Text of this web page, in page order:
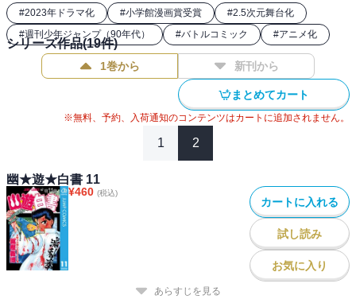
#2023年ドラマ化 #小学館漫画賞受賞 #2.5次元舞台化
#週刊少年ジャンプ（90年代） #バトルコミック #アニメ化
シリーズ作品(19件)
1巻から 新刊から
まとめてカート
※無料、予約、入荷通知のコンテンツはカートに追加されません。
1 2
幽★遊★白書 11
¥460 (税込)
カートに入れる
試し読み
お気に入り
あらすじを見る